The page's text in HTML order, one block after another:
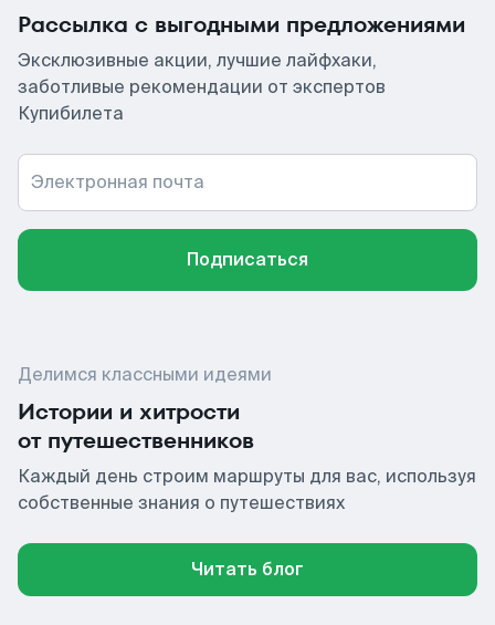
Рассылка с выгодными предложениями
Эксклюзивные акции, лучшие лайфхаки,
заботливые рекомендации от экспертов
Купибилета
Электронная почта
Подписаться
Делимся классными идеями
Истории и хитрости
от путешественников
Каждый день строим маршруты для вас, используя
собственные знания о путешествиях
Читать блог